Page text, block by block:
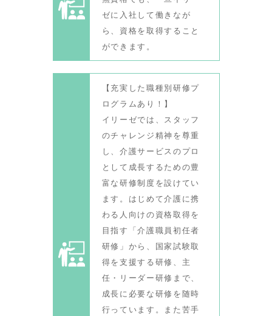
ゼに入社して働きなが
ら、資格を取得すること
ができます。
【充実した職種別研修プ
ログラムあり！】
イリーゼでは、スタッフ
のチャレンジ精神を尊重
し、介護サービスのプロ
として成長するための豊
富な研修制度を設けてい
ます。はじめて介護に携
わる人向けの資格取得を
目指す「介護職員初任者
研修」から、国家試験取
得を支援する研修、主
任・リーダー研修まで、
成長に必要な研修を随時
行っています。また苦手